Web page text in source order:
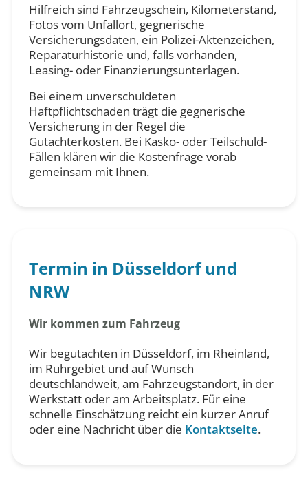
Hilfreich sind Fahrzeugschein, Kilometerstand,
Fotos vom Unfallort, gegnerische
Versicherungsdaten, ein Polizei-Aktenzeichen,
Reparaturhistorie und, falls vorhanden,
Leasing- oder Finanzierungsunterlagen.
Bei einem unverschuldeten
Haftpflichtschaden trägt die gegnerische
Versicherung in der Regel die
Gutachterkosten. Bei Kasko- oder Teilschuld-
Fällen klären wir die Kostenfrage vorab
gemeinsam mit Ihnen.
Termin in Düsseldorf und
NRW
Wir kommen zum Fahrzeug
Wir begutachten in Düsseldorf, im Rheinland,
im Ruhrgebiet und auf Wunsch
deutschlandweit, am Fahrzeugstandort, in der
Werkstatt oder am Arbeitsplatz. Für eine
schnelle Einschätzung reicht ein kurzer Anruf
oder eine Nachricht über die Kontaktseite.